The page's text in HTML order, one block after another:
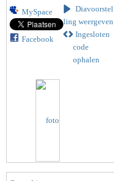
MySpace
Facebook
Diavoorstel
ling weergeven
Ingesloten
code
ophalen